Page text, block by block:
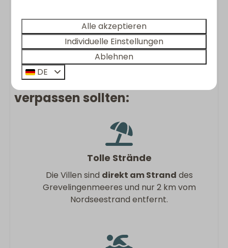
Sommermonate. Diese wunderschöne
Umgebung ist ideal für einen luxuriösen Urlaub mit
Familie oder Freunden!
Was Sie im Urlaub nicht
verpassen sollten:
Tolle Strände
Die Villen sind direkt am Strand des
Grevelingenmeeres und nur 2 km vom
Nordseestrand entfernt.
Alle akzeptieren
Individuelle Einstellungen
Ablehnen
DE